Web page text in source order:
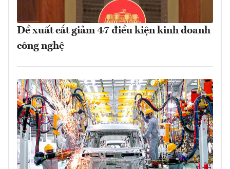
Đề xuất cắt giảm 47 điều kiện kinh doanh
công nghệ